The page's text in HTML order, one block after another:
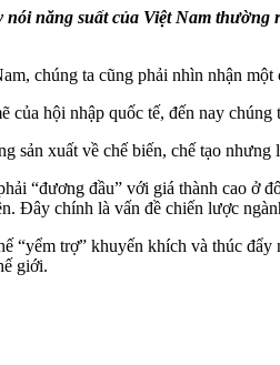
năng suất của Việt Nam
chúng ta cũng phải nhìn nhận
của hội nhập quốc tế, đến nay
sản xuất về chế biến, chế tạo
“đương đầu” với giá thành cao ở
Đây chính là vấn đề chiến lược
“yểm trợ” khuyến khích và thúc
giới.